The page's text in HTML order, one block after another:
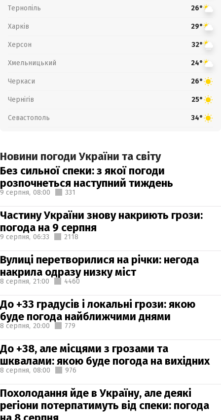
Тернопіль 26°
Харків 29°
Херсон 32°
Хмельницький 24°
Черкаси 26°
Чернігів 25°
Севастополь 34°
Новини погоди України та світу
Без сильної спеки: з якої погоди
розпочнеться наступний тиждень
9 серпня, 08:00 331
Частину України знову накриють грози:
погода на 9 серпня
9 серпня, 06:33 2118
Вулиці перетворилися на річки: негода
накрила одразу низку міст
8 серпня, 21:00 4460
До +33 градусів і локальні грози: якою
буде погода найближчими днями
8 серпня, 20:00 779
До +38, але місцями з грозами та
шквалами: якою буде погода на вихідних
8 серпня, 08:00 976
Похолодання йде в Україну, але деякі
регіони потерпатимуть від спеки: погода